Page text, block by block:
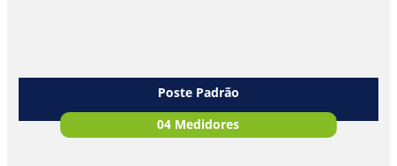
Poste Padrão
04 Medidores